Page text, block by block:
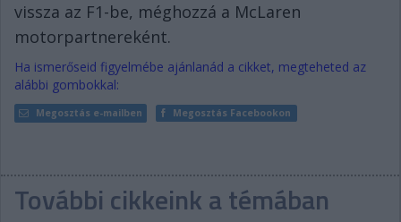
vissza az F1-be, méghozzá a McLaren
motorpartnereként.
Ha ismerőseid figyelmébe ajánlanád a cikket, megteheted az
alábbi gombokkal:
Megosztás e-mailben Megosztás Facebookon
További cikkeink a témában